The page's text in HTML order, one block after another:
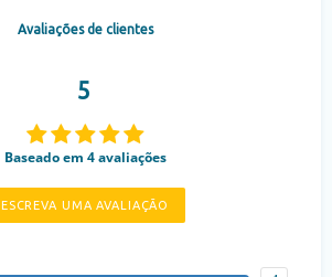
Avaliações de clientes
5
Baseado em 4 avaliações
ESCREVA UMA AVALIAÇÃO